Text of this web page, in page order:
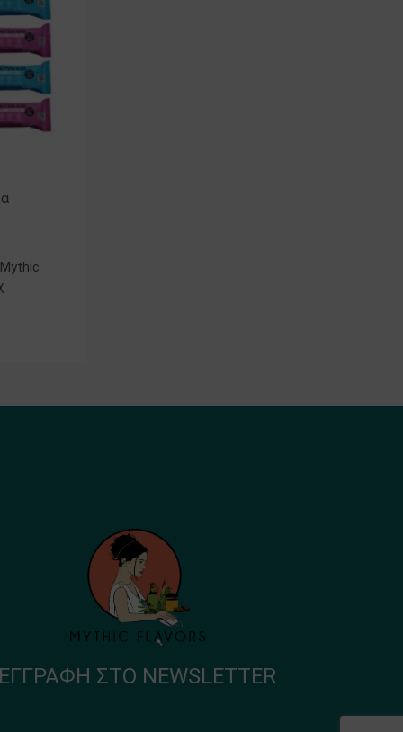
ΣΤΟ NEWSLETTER